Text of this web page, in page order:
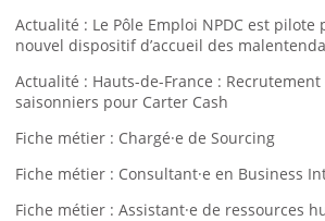
Actualité : Le Pôle Emploi NPDC est pilote
nouvel dispositif d’accueil des
Actualité : Hauts-de-France :
saisonniers pour Carter Cash
Fiche métier : Chargé·e de Sourcing
Fiche métier : Consultant·e en Business
Fiche métier : Assistant·e de ressources